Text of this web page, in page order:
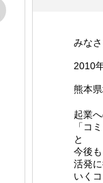
みな
2010
熊本
起業
「コ
と
今後
活発
いく